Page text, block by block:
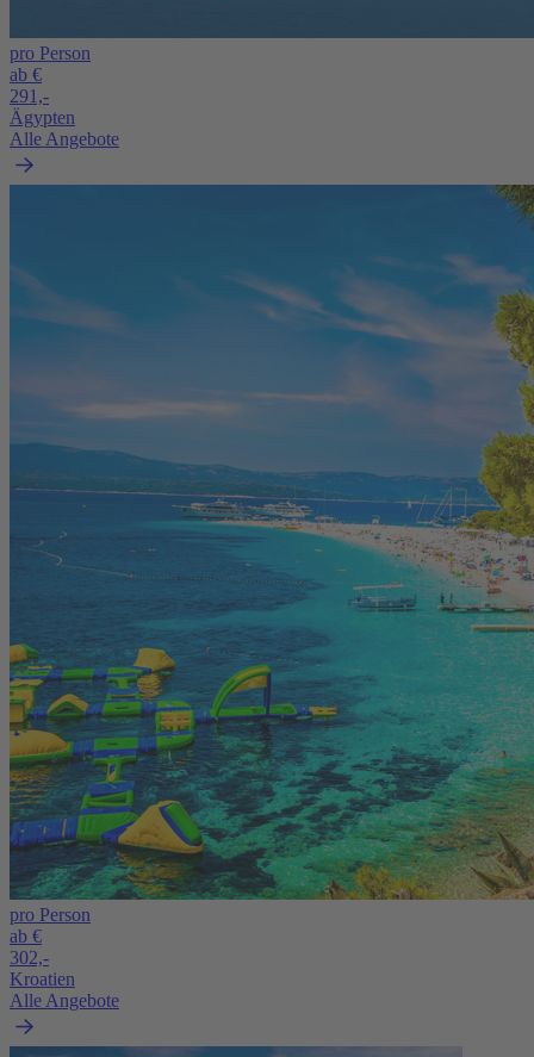
pro Person
ab €
291,-
Ägypten
Alle Angebote
pro Person
ab €
302,-
Kroatien
Alle Angebote